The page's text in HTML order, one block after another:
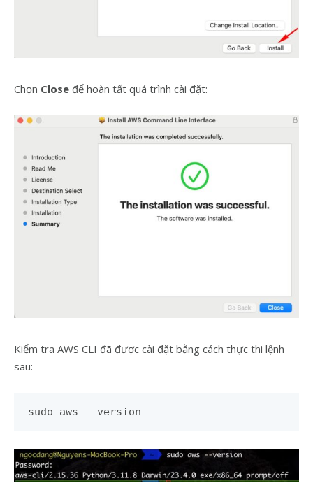
Chọn Close để hoàn tất quá trình cài đặt:
Kiểm tra AWS CLI đã được cài đặt bằng cách thực thi lệnh
sau:
sudo aws --version